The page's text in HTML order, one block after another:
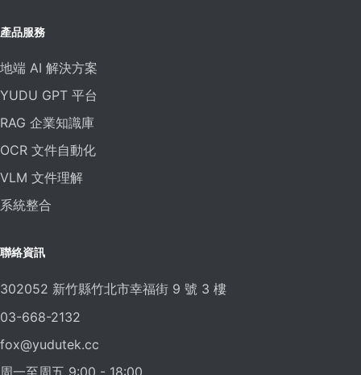
產品服務
地端 AI 解決方案
YUDU GPT 平台
RAG 企業知識庫
OCR 文件自動化
VLM 文件理解
系統整合
聯絡資訊
302052 新竹縣竹北市幸福街 9 號 3 樓
03-668-2132
fox@yudutek.cc